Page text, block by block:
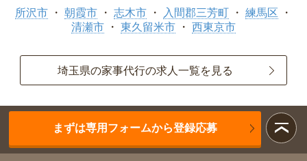
所沢市 朝霞市 志木市 入間郡三芳町
練馬区
清瀬市
東久留米市 西東京市
埼玉県の家事代行の求人一覧を見る
まずは専用フォームから登録応募